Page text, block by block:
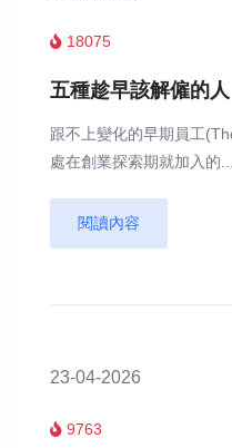
18075
五種趁早該解僱的人
跟不上變化的早期員工
處在創業探索期就加入的...
閱讀內容
23-04-2026
9763